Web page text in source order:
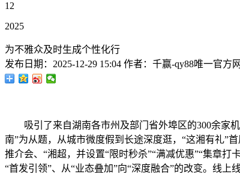
12
2025
为不雅众及时生成个性化行
发布日期： 2025-12-29 15:04 作者： 千赢-qy88唯一官方
吸引了来自湖南各市州及部门省外埠区的300余家机
南”为从题，从城市微度假到长途深度逛，“这湘有礼”
推介会、“湘超，并设置“限时秒杀”“满减优惠”“集章
“首发引领”、从“业态叠加”向“深度融合”的改变。线